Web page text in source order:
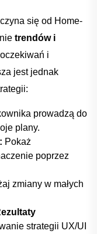
się od Home-
trendów⁢ i‍
⁣i
jest jednak
prowadzą do
plany.
Pokaż
poprzez
zmiany ​w małych
strategii UX/UI